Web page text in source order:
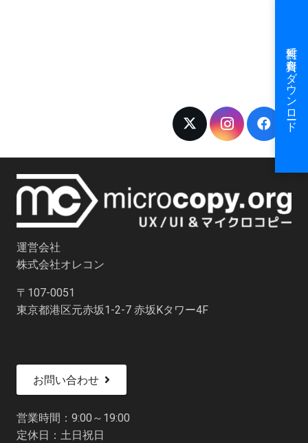
無料で資料をダウンロード
運営会社
株式会社オレコン
〒107-0051
東京都港区元赤坂1-2-7 赤坂Kタワー4F
お問い合わせ
営業時間：9:00～19:00
定休日：土日祝日